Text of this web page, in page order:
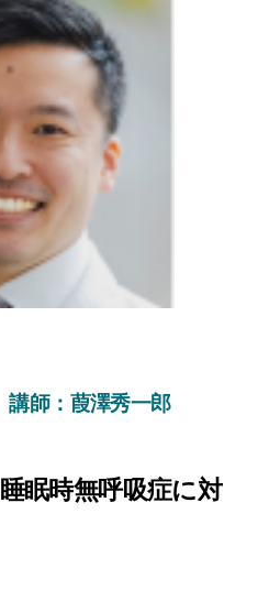
講師： 葭澤秀一郎
眠時無呼吸症に対